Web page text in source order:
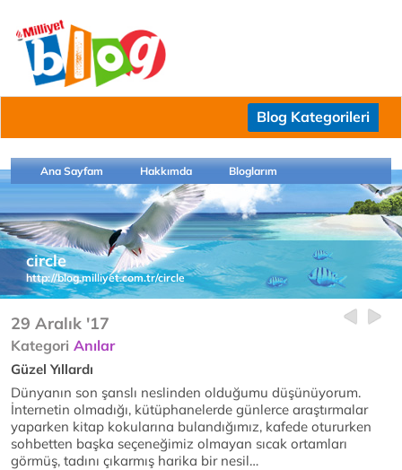
Blog Kategorileri
Ana Sayfam Hakkımda Bloglarım
circle
http://blog.milliyet.com.tr/circle
29 Aralık '17
Kategori Anılar
Güzel Yıllardı
Dünyanın son şanslı neslinden olduğumu düşünüyorum.
İnternetin olmadığı, kütüphanelerde günlerce araştırmalar
yaparken kitap kokularına bulandığımız, kafede otururken
sohbetten başka seçeneğimiz olmayan sıcak ortamları
görmüş, tadını çıkarmış harika bir nesil…